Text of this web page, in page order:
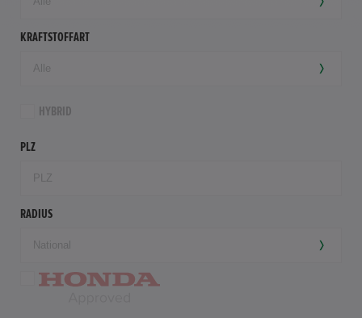
KRAFTSTOFFART
HYBRID
PLZ
RADIUS